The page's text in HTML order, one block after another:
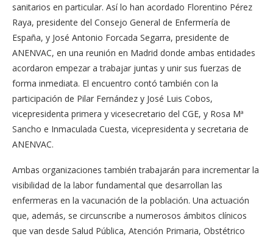
sanitarios en particular. Así lo han acordado Florentino Pérez
Raya, presidente del Consejo General de Enfermería de
España, y José Antonio Forcada Segarra, presidente de
ANENVAC, en una reunión en Madrid donde ambas entidades
acordaron empezar a trabajar juntas y unir sus fuerzas de
forma inmediata. El encuentro contó también con la
participación de Pilar Fernández y José Luis Cobos,
vicepresidenta primera y vicesecretario del CGE, y Rosa Mª
Sancho e Inmaculada Cuesta, vicepresidenta y secretaria de
ANENVAC.
Ambas organizaciones también trabajarán para incrementar la
visibilidad de la labor fundamental que desarrollan las
enfermeras en la vacunación de la población. Una actuación
que, además, se circunscribe a numerosos ámbitos clínicos
que van desde Salud Pública, Atención Primaria, Obstétrico